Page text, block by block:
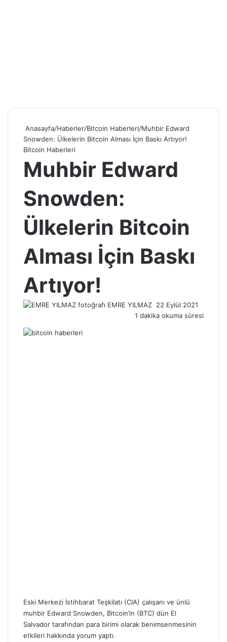
Anasayfa/Haberler/Bitcoin Haberleri/Muhbir Edward
Snowden: Ülkelerin Bitcoin Alması İçin Baskı Artıyor!
Bitcoin Haberleri
Muhbir Edward
Snowden:
Ülkelerin Bitcoin
Alması İçin Baskı
Artıyor!
EMRE YILMAZ Bir
e-
22 Eylül 2021
1 dakika okuma süresi
Eski Merkezi İstihbarat Teşkilatı (CIA) çalışanı ve ünlü
muhbir Edward Snowden, Bitcoin’in (BTC) dün El
Salvador tarafından para birimi olarak benimsenmesinin
etkileri hakkında yorum yaptı.